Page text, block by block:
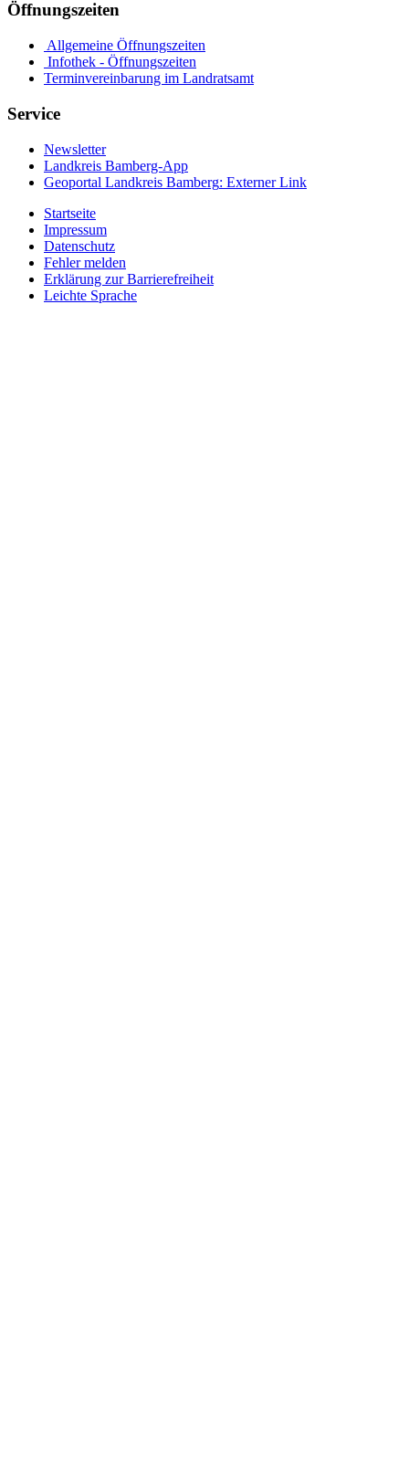
Öffnungszeiten
Allgemeine Öffnungszeiten
Infothek - Öffnungszeiten
Terminvereinbarung im Landratsamt
Service
Newsletter
Landkreis Bamberg-App
Geoportal Landkreis Bamberg: Externer Link
Startseite
Impressum
Datenschutz
Fehler melden
Erklärung zur Barrierefreiheit
Leichte Sprache